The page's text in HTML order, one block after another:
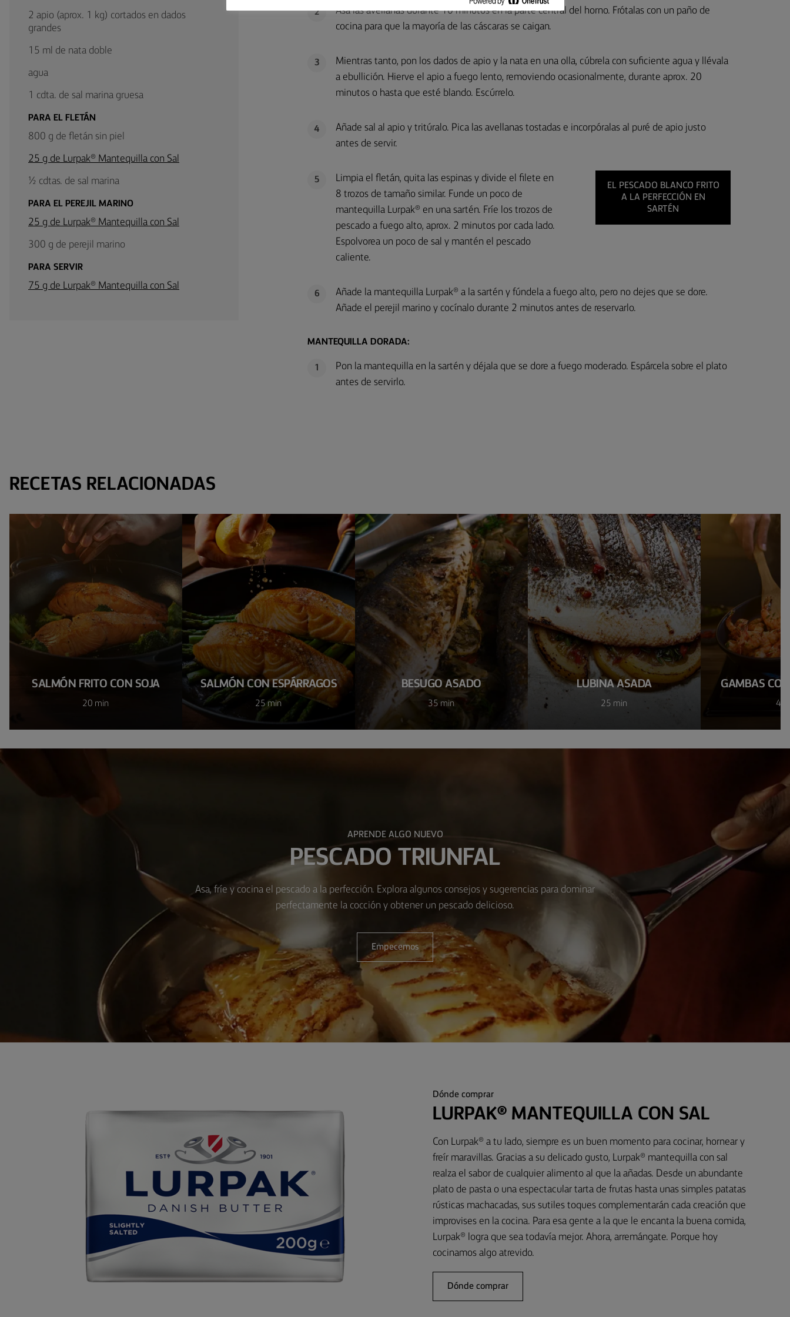
2 apio (aprox. 1 kg) cortados en dados
grandes
15 ml de nata doble
agua
1 cdta. de sal marina gruesa
PARA EL FLETÁN
800 g de fletán sin piel
25 g de Lurpak® Mantequilla con Sal
½ cdtas. de sal marina
PARA EL PEREJIL MARINO
25 g de Lurpak® Mantequilla con Sal
300 g de perejil marino
PARA SERVIR
75 g de Lurpak® Mantequilla con Sal
2
Asa las avellanas durante 10 minutos en la parte central del horno. Frótalas con un paño de
cocina para que la mayoría de las cáscaras se caigan.
3
Mientras tanto, pon los dados de apio y la nata en una olla, cúbrela con suficiente agua y llévala
a ebullición. Hierve el apio a fuego lento, removiendo ocasionalmente, durante aprox. 20
minutos o hasta que esté blando. Escúrrelo.
4
Añade sal al apio y tritúralo. Pica las avellanas tostadas e incorpóralas al puré de apio justo
antes de servir.
5
Limpia el fletán, quita las espinas y divide el filete en
8 trozos de tamaño similar. Funde un poco de
mantequilla Lurpak® en una sartén. Fríe los trozos de
pescado a fuego alto, aprox. 2 minutos por cada lado.
Espolvorea un poco de sal y mantén el pescado
caliente.
EL PESCADO BLANCO FRITO
A LA PERFECCIÓN EN
SARTÉN
6
Añade la mantequilla Lurpak® a la sartén y fúndela a fuego alto, pero no dejes que se dore.
Añade el perejil marino y cocínalo durante 2 minutos antes de reservarlo.
MANTEQUILLA DORADA:
1
Pon la mantequilla en la sartén y déjala que se dore a fuego moderado. Espárcela sobre el plato
antes de servirlo.
RECETAS RELACIONADAS
SALMÓN FRITO CON SOJA
20 min
SALMÓN CON ESPÁRRAGOS
25 min
BESUGO ASADO
35 min
LUBINA ASADA
25 min
GAMBAS
4
APRENDE ALGO NUEVO
PESCADO TRIUNFAL
Asa, fríe y cocina el pescado a la perfección. Explora algunos consejos y sugerencias para dominar
perfectamente la cocción y obtener un pescado delicioso.
Empecemos
Dónde comprar
LURPAK® MANTEQUILLA CON SAL
Con Lurpak® a tu lado, siempre es un buen momento para cocinar, hornear y
freír maravillas. Gracias a su delicado gusto, Lurpak® mantequilla con sal
realza el sabor de cualquier alimento al que la añadas. Desde un abundante
plato de pasta o una espectacular tarta de frutas hasta unas simples patatas
rústicas machacadas, sus sutiles toques complementarán cada creación que
improvises en la cocina. Para esa gente a la que le encanta la buena comida,
Lurpak® logra que sea todavía mejor. Ahora, arremángate. Porque hoy
cocinamos algo atrevido.
Dónde comprar